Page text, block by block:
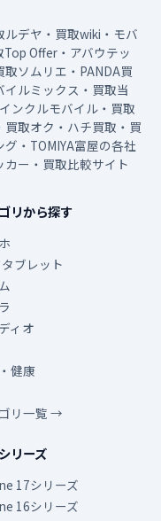
デヤ・買取wiki・モバ
Offer・アバウテッ
ソムリエ・PANDA買
ルミックス・買取当
ンクルモバイル・買取
取オク・ハチ買取・買
・TOMIYA富屋の各社
ー・買取比較サイト
リから探す
ブレット
ィオ
健康
リ一覧 →
リーズ
17シリーズ
16シリーズ